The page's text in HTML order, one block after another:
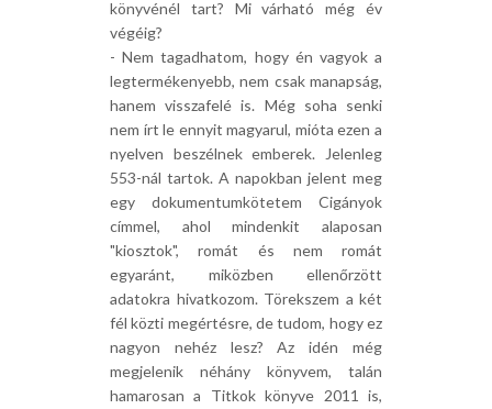
könyvénél tart? Mi várható még év
végéig?
- Nem tagadhatom, hogy én vagyok a
legtermékenyebb, nem csak manapság,
hanem visszafelé is. Még soha senki
nem írt le ennyit magyarul, mióta ezen a
nyelven beszélnek emberek. Jelenleg
553-nál tartok. A napokban jelent meg
egy dokumentumkötetem Cigányok
címmel, ahol mindenkit alaposan
"kiosztok", romát és nem romát
egyaránt, miközben ellenőrzött
adatokra hivatkozom. Törekszem a két
fél közti megértésre, de tudom, hogy ez
nagyon nehéz lesz? Az idén még
megjelenik néhány könyvem, talán
hamarosan a Titkok könyve 2011 is,